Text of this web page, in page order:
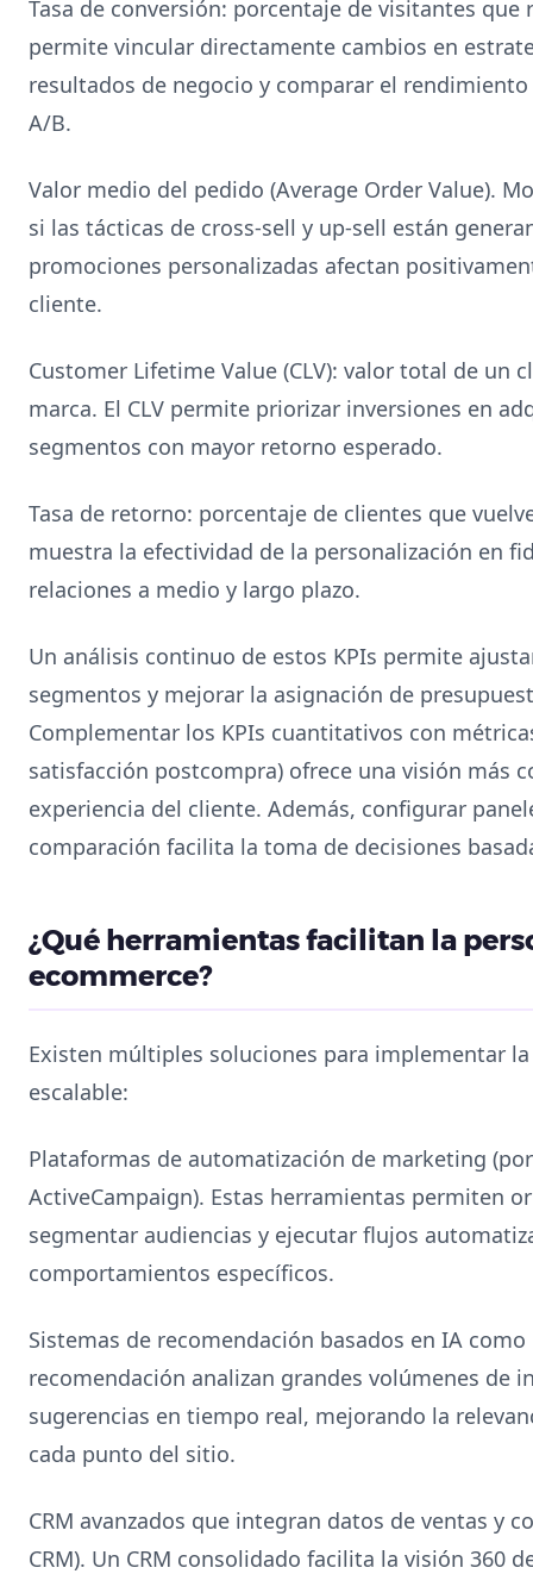
Tasa de conversión: porcentaje de visitantes que
permite vincular directamente cambios en
resultados de negocio y comparar el
A/B.
Valor medio del pedido (Average Order Value).
si las tácticas de cross-sell y up-sell están
promociones personalizadas afectan
cliente.
Customer Lifetime Value (CLV): valor total de un
marca. El CLV permite priorizar inversiones en
segmentos con mayor retorno esperado.
Tasa de retorno: porcentaje de clientes que
muestra la efectividad de la personalización en
relaciones a medio y largo plazo.
Un análisis continuo de estos KPIs permite
segmentos y mejorar la asignación de
Complementar los KPIs cuantitativos con
satisfacción postcompra) ofrece una visión más
experiencia del cliente. Además, configurar
comparación facilita la toma de decisiones
¿Qué herramientas facilitan la
ecommerce?
Existen múltiples soluciones para implementar
escalable:
Plataformas de automatización de marketing
ActiveCampaign). Estas herramientas permiten
segmentar audiencias y ejecutar flujos
comportamientos específicos.
Sistemas de recomendación basados en IA
recomendación analizan grandes volúmenes de
sugerencias en tiempo real, mejorando la
cada punto del sitio.
CRM avanzados que integran datos de ventas y
CRM). Un CRM consolidado facilita la visión 360